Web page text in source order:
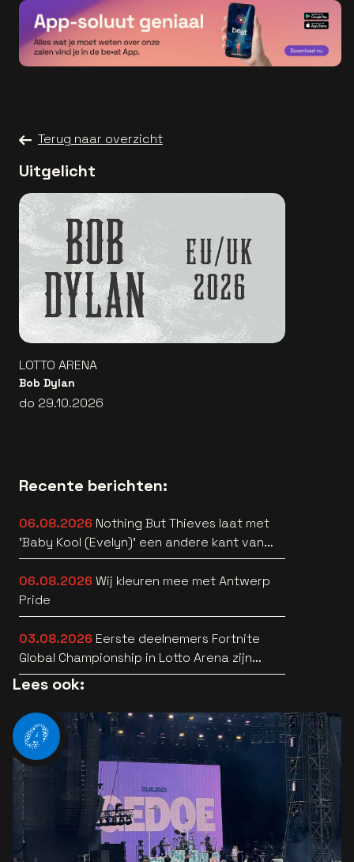
Terug naar overzicht
Uitgelicht
LOTTO ARENA
Bob Dylan
do 29.10.2026
Recente berichten:
06.08.2026 Nothing But Thieves laat met
'Baby Kool (Evelyn)' een andere kant van
zich horen [video]
06.08.2026 Wij kleuren mee met Antwerp
Pride
03.08.2026 Eerste deelnemers Fortnite
Global Championship in Lotto Arena zijn
bekend
Lees ook: